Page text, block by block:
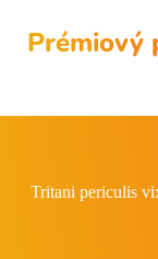
Prémiový
Tritani periculis